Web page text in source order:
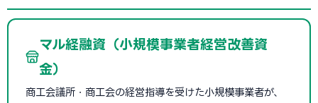
マル経融資（小規模事業者経営改善資
金）
商工会議所・商工会の経営指導を受けた小規模事業者が、